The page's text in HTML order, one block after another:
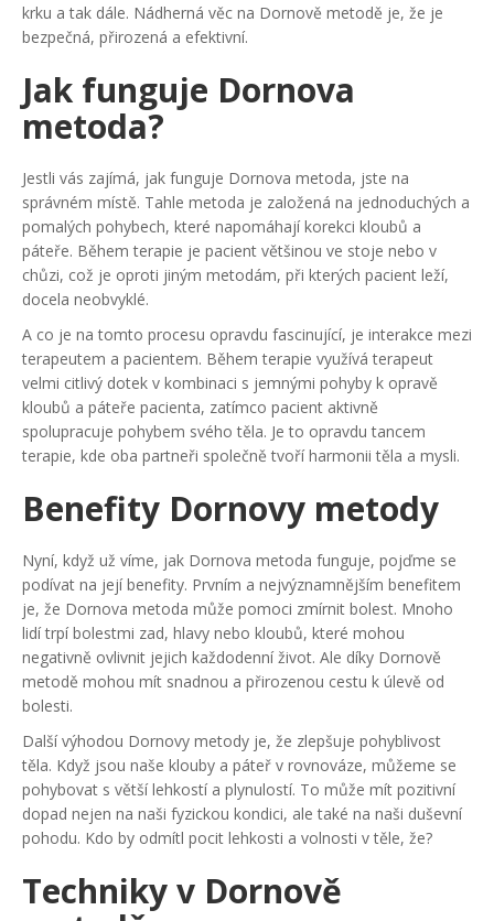
krku a tak dále. Nádherná věc na Dornově metodě je, že je
bezpečná, přirozená a efektivní.
Jak funguje Dornova
metoda?
Jestli vás zajímá, jak funguje Dornova metoda, jste na
správném místě. Tahle metoda je založená na jednoduchých a
pomalých pohybech, které napomáhají korekci kloubů a
páteře. Během terapie je pacient většinou ve stoje nebo v
chůzi, což je oproti jiným metodám, při kterých pacient leží,
docela neobvyklé.
A co je na tomto procesu opravdu fascinující, je interakce mezi
terapeutem a pacientem. Během terapie využívá terapeut
velmi citlivý dotek v kombinaci s jemnými pohyby k opravě
kloubů a páteře pacienta, zatímco pacient aktivně
spolupracuje pohybem svého těla. Je to opravdu tancem
terapie, kde oba partneři společně tvoří harmonii těla a mysli.
Benefity Dornovy metody
Nyní, když už víme, jak Dornova metoda funguje, pojďme se
podívat na její benefity. Prvním a nejvýznamnějším benefitem
je, že Dornova metoda může pomoci zmírnit bolest. Mnoho
lidí trpí bolestmi zad, hlavy nebo kloubů, které mohou
negativně ovlivnit jejich každodenní život. Ale díky Dornově
metodě mohou mít snadnou a přirozenou cestu k úlevě od
bolesti.
Další výhodou Dornovy metody je, že zlepšuje pohyblivost
těla. Když jsou naše klouby a páteř v rovnováze, můžeme se
pohybovat s větší lehkostí a plynulostí. To může mít pozitivní
dopad nejen na naši fyzickou kondici, ale také na naši duševní
pohodu. Kdo by odmítl pocit lehkosti a volnosti v těle, že?
Techniky v Dornově